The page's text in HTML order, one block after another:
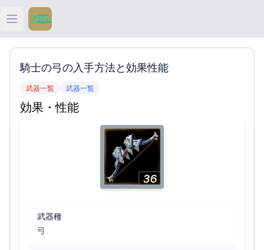
Open main menu
ティアキン
ティアキン 攻略
騎士の弓の入手方法と効果性能
武器一覧 武器一覧
効果・性能
武器種
弓